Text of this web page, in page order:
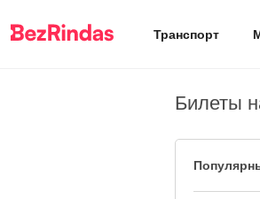
Транспорт
Билеты